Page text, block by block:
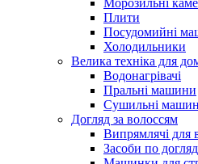
Морозильні
Плити
Посудомийні
Холодильники
Велика техніка для
Водонагрівачі
Пральні машини
Сушильні
Догляд за волоссям
Випрямлячі для
Засоби по